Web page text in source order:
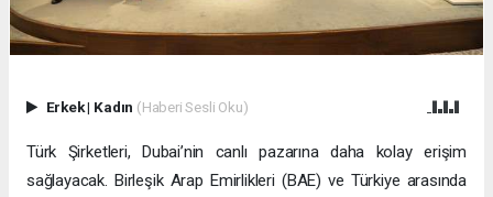
Erkek| Kadın (Haberi Sesli Oku)
Türk Şirketleri, Dubai’nin canlı pazarına daha kolay erişim
sağlayacak. Birleşik Arap Emirlikleri (BAE) ve Türkiye arasında